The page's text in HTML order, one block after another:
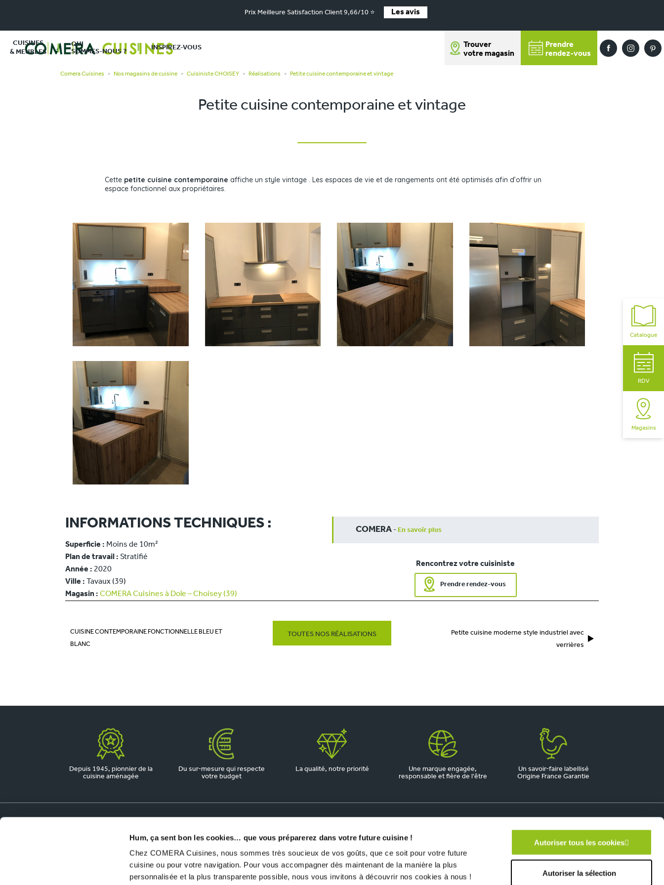
Hum, ça sent bon les cookies… que vous préparerez dans votre future cuisine !
Chez COMERA Cuisines, nous sommes très soucieux de vos goûts, que ce soit pour votre future
cuisine ou pour votre navigation. Pour vous accompagner dès maintenant de la manière la plus
personnalisée et la plus transparente possible, nous vous invitons à découvrir nos cookies à nous !
Autoriser tous les cookies
Autoriser la sélection
Prix Meilleure Satisfaction Client 9,66/10 ⭐ Les avis
CUISINES
& MEUBLES
QUI
SOMMES-NOUS ?
INSPIREZ-VOUS
Trouver
votre magasin
Prendre
rendez-vous
Catalogue
RDV
Magasins
Comera Cuisines > Nos magasins de cuisine > Cuisiniste CHOISEY > Réalisations > Petite cuisine contemporaine et vintage
Petite cuisine contemporaine et vintage
Cette petite cuisine contemporaine affiche un style vintage . Les espaces de vie et de rangements ont été optimisés afin d’offrir un
espace fonctionnel aux propriétaires.
INFORMATIONS TECHNIQUES :
Superficie : Moins de 10m²
Plan de travail : Stratifié
Année : 2020
Ville : Tavaux (39)
Magasin : COMERA Cuisines à Dole – Choisey (39)
COMERA - En savoir plus
Rencontrez votre cuisiniste
Prendre rendez-vous
CUISINE CONTEMPORAINE FONCTIONNELLE BLEU ET
BLANC
TOUTES NOS RÉALISATIONS
Petite cuisine moderne style industriel avec
verrières
Depuis 1945, pionnier de la
cuisine aménagée
Du sur-mesure qui respecte
votre budget
La qualité, notre priorité
Une marque engagée,
responsable et fière de l'être
Un savoir-faire labellisé
Origine France Garantie
Ouvrir un magasin COMERA Cuisines